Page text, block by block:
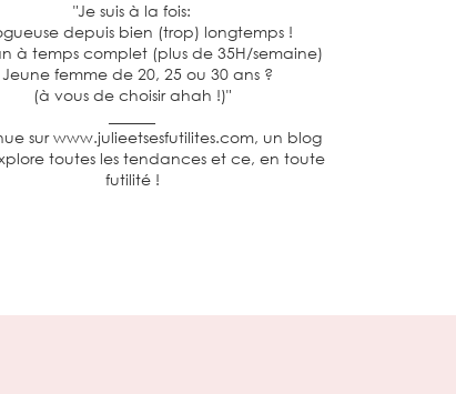
"Je suis à la fois:
depuis bien (trop) longtemps !
à temps complet (plus de 35H/semaine)
femme de 20, 25 ou 30 ans ?
(à vous de choisir ahah !)"
sur www.julieetsesfutilites.com, un blog
toutes les tendances et ce, en toute
futilité !